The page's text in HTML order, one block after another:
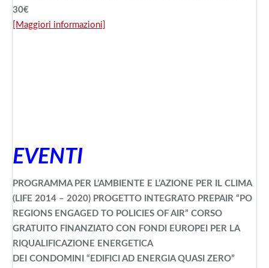
30€
[Maggiori informazioni]
EVENTI
PROGRAMMA PER L’AMBIENTE E L’AZIONE PER IL CLIMA
(LIFE 2014 – 2020) PROGETTO INTEGRATO PREPAIR “PO
REGIONS ENGAGED TO POLICIES OF AIR” CORSO
GRATUITO FINANZIATO CON FONDI EUROPEI PER LA
RIQUALIFICAZIONE ENERGETICA
DEI CONDOMINI “EDIFICI AD ENERGIA QUASI ZERO”